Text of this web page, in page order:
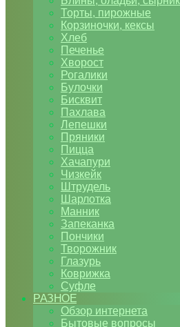
Торты, пирожные
Корзиночки, кексы
Хлеб
Печенье
Хворост
Рогалики
Булочки
Бисквит
Пахлава
Лепешки
Пряники
Пицца
Хачапури
Чизкейк
Штрудель
Шарлотка
Манник
Запеканка
Пончики
Творожник
Глазурь
Коврижка
Суфле
РАЗНОЕ
Обзор интернета
Бытовые вопросы